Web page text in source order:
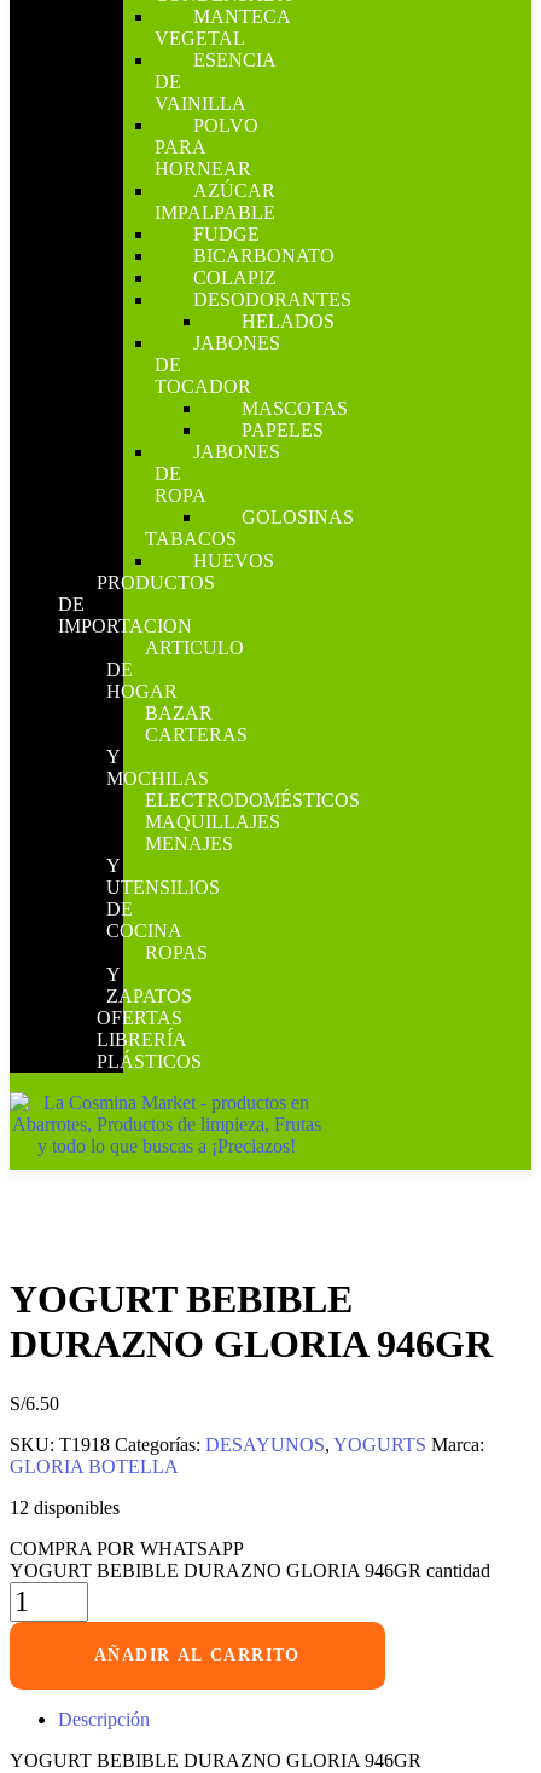
MANTECA
VEGETAL
ESENCIA
DE
VAINILLA
POLVO
PARA
HORNEAR
AZÚCAR
IMPALPABLE
FUDGE
BICARBONATO
COLAPIZ
DESODORANTES
HELADOS
JABONES
DE
TOCADOR
MASCOTAS
PAPELES
JABONES
DE
ROPA
GOLOSINAS
TABACOS
HUEVOS
PRODUCTOS
DE
IMPORTACION
ARTICULO
DE
HOGAR
BAZAR
CARTERAS
Y
MOCHILAS
ELECTRODOMÉSTICOS
MAQUILLAJES
MENAJES
Y
UTENSILIOS
DE
COCINA
ROPAS
Y
ZAPATOS
OFERTAS
LIBRERÍA
PLÁSTICOS
YOGURT BEBIBLE
DURAZNO GLORIA 946GR
S/6.50
SKU: T1918 Categorías: DESAYUNOS, YOGURTS Marca:
GLORIA BOTELLA
12 disponibles
COMPRA POR WHATSAPP
YOGURT BEBIBLE DURAZNO GLORIA 946GR cantidad
AÑADIR AL CARRITO
Descripción
YOGURT BEBIBLE DURAZNO GLORIA 946GR